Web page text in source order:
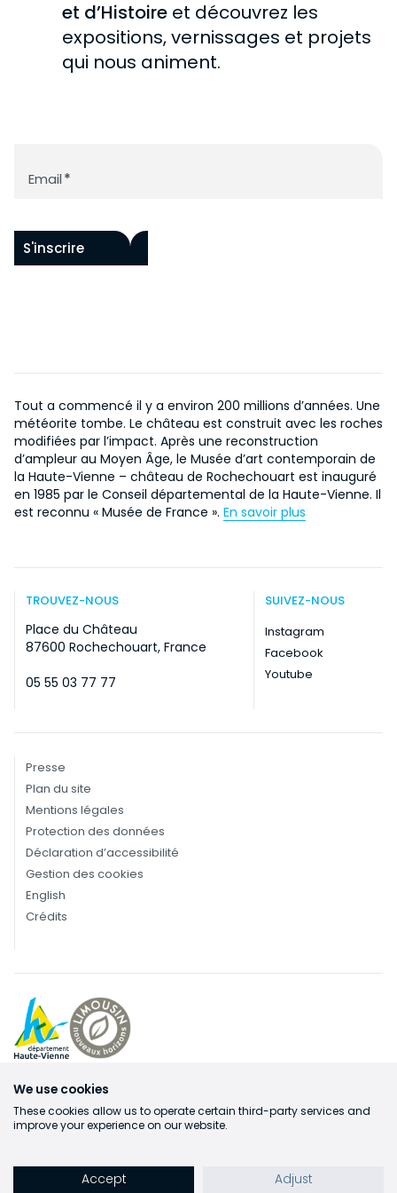
et d’Histoire et découvrez les
expositions, vernissages et projets
qui nous animent.
Email*
S'inscrire
Tout a commencé il y a environ 200 millions d’années. Une
météorite tombe. Le château est construit avec les roches
modifiées par l’impact. Après une reconstruction
d’ampleur au Moyen Âge, le Musée d’art contemporain de
la Haute-Vienne – château de Rochechouart est inauguré
en 1985 par le Conseil départemental de la Haute-Vienne. Il
est reconnu « Musée de France ». En savoir plus
TROUVEZ-NOUS
Place du Château
87600 Rochechouart, France
05 55 03 77 77
SUIVEZ-NOUS
Instagram
Facebook
Youtube
Presse
Plan du site
Mentions légales
Protection des données
Déclaration d’accessibilité
Gestion des cookies
English
Crédits
We use cookies
These cookies allow us to operate certain third-party services and
improve your experience on our website.
Accept Adjust